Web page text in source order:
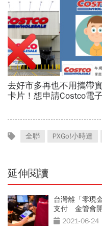
全聯 PXGo!小時達
延伸閱讀
台灣離「零現
支付 金管會
2021-06-24